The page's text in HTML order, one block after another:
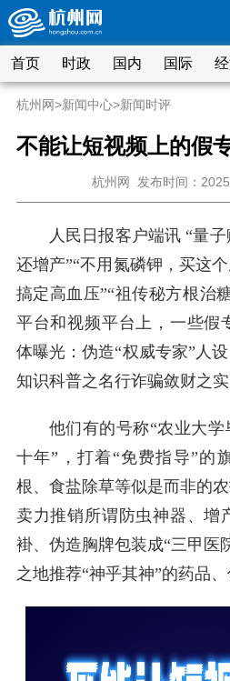
首页 时政 国内 国际
杭州网>新闻中心>新闻时评
不能让短视频上的假
杭州网 发布时间：
人民日报客户端讯 “量
还增产”“不用氮磷钾，买这
搞定高血压”“祖传秘方根
平台和视频平台上，一些假
体曝光：伪造“权威专家”人
知识科普之名行诈骗敛财之实
他们有的号称“农业大
十年”，打着“免费指导”的
根、食盐除草等似是而非的
卖力推销所谓防虫神器、增
褂、伪造胸牌包装成“三甲医
之地推荐“神乎其神”的药品、